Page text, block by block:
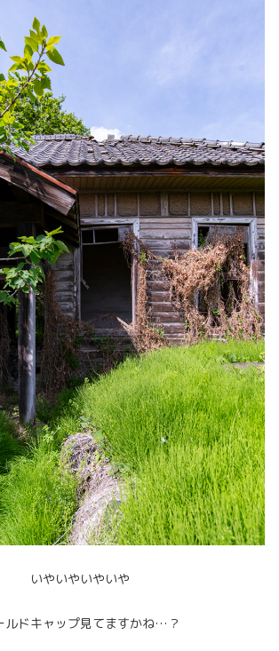
いやいやいやいや
ルドキャップ見てますかね…？